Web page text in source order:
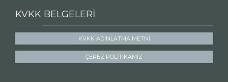
KVKK BELGELERI
KVKK ADINLATMA METNI
ÇEREZ POLITIKAMIZ